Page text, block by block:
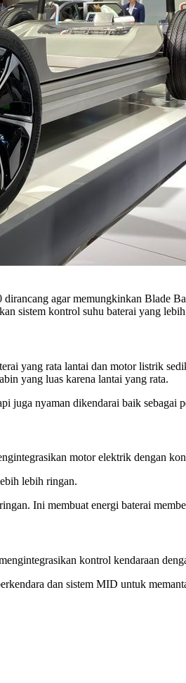
agar memungkinkan Blade
sistem kontrol suhu baterai yang
yang rata lantai dan motor listrik
yang luas karena lantai yang rata.
nyaman dikendarai baik sebagai
motor elektrik dengan
lebih ringan.
Ini membuat energi baterai
kontrol kendaraan
dan sistem MID untuk